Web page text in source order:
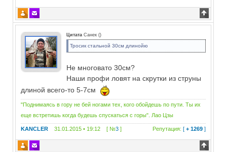
Цитата Санек ()
Тросик стальной 30см длинойю
Не многовато 30см?
Наши профи ловят на скрутки из струны
длиной всего-то 5-7см
"Поднимаясь в гору не бей ногами тех, кого обойдешь по пути. Ты их
еще встретишь когда будешь спускаться с горы". Лао Цзы
KANCLER 31.01.2015 • 19:12 [ №3 ] Репутация: [+ 1269 ]